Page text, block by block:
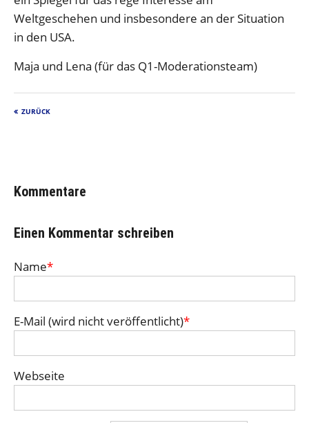
Weltgeschehen und insbesondere an der Situation
in den USA.
Maja und Lena (für das Q1-Moderationsteam)
ZURÜCK
Kommentare
Einen Kommentar schreiben
Name*
E-Mail (wird nicht veröffentlicht)*
Webseite